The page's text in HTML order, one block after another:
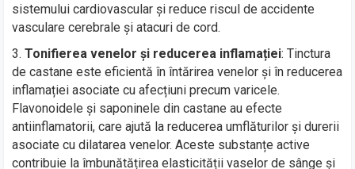
sistemului cardiovascular și reduce riscul de accidente
vasculare cerebrale și atacuri de cord.
Tonifierea venelor și reducerea inflamației: Tinctura
de castane este eficientă în întărirea venelor și în reducerea
inflamației asociate cu afecțiuni precum varicele.
Flavonoidele și saponinele din castane au efecte
antiinflamatorii, care ajută la reducerea umflăturilor și durerii
asociate cu dilatarea venelor. Aceste substanțe active
contribuie la îmbunătățirea elasticității vaselor de sânge și